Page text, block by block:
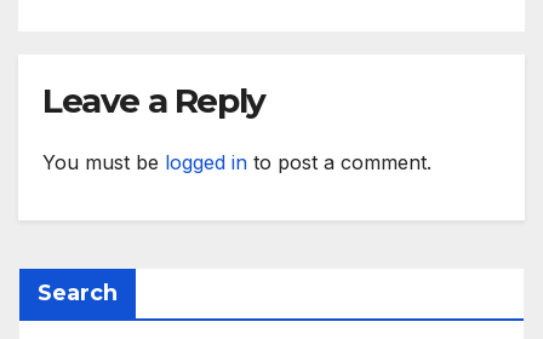
Leave a Reply
You must be logged in to post a comment.
Search